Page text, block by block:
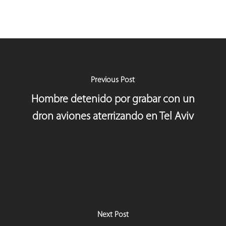
Previous Post
Hombre detenido por grabar con un
dron aviones aterrizando en Tel Aviv
Next Post